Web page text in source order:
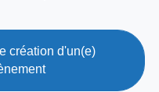
création d'un(e)